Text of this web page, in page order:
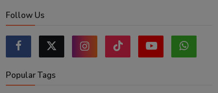
Follow Us
Popular Tags